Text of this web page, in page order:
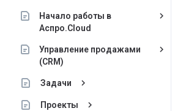
Начало работы в
Аспро.Cloud
keyboard_arrow_right
Управление продажами
(CRM)
keyboard_arrow_right
Задачи keyboard_arrow_right
Проекты keyboard_arrow_right